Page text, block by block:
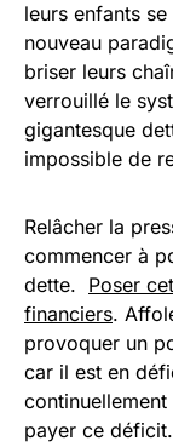
leurs enfants
nouveau
briser leurs
verrouillé le
gigantesque
impossible de
Relâcher la
commencer à
dette. Poser
financiers.
provoquer un
car il est en
payer ce